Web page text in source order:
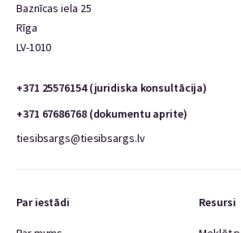
Baznīcas iela 25
Rīga
LV-1010
+371 25576154 (juridiska konsultācija)
+371 67686768 (dokumentu aprite)
tiesibsargs@tiesibsargs.lv
Par iestādi Resursi